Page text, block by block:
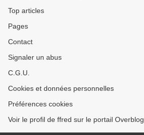
Top articles
Pages
Contact
Signaler un abus
C.G.U.
Cookies et données personnelles
Préférences cookies
Voir le profil de ffred sur le portail Overblog